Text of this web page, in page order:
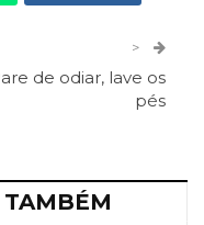
>
de odiar, lave os
pés
TAMBÉM